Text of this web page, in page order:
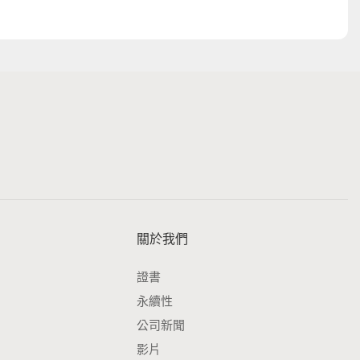
關於我們
證書
永續性
公司新聞
影片